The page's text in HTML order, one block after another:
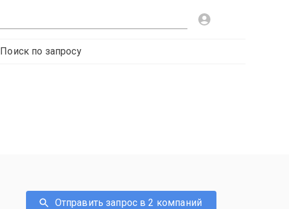
Поиск по запросу
Отправить запрос в 2 компаний